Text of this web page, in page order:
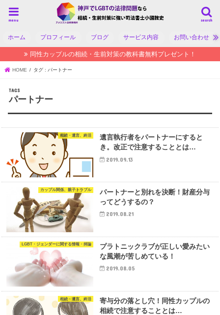
search
menu
ホーム プロフィール ブログ サービス内容 お問い合わせ
同性カップルの相続・生前対策の教科書無料プレゼント！
HOME タグ : パートナー
パートナー
相続・遺言、終活
遺言執行者をパートナーにすると
き。改正で注意することとは…
2019.09.13
カップル関係、親子トラブル
パートナーと別れを決断！財産分与
ってどうするの？
2019.08.21
LGBT・ジェンダーに関する情報・持論
プラトニックラブが正しい愛みたい
な風潮が苦しめている！
2019.08.05
相続・遺言、終活
寄与分の落とし穴！同性カップルの
相続で注意することとは…